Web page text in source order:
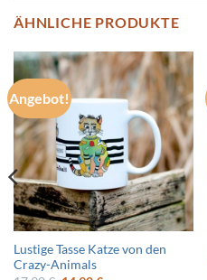
ÄHNLICHE PRODUKTE
Angebot!
Lustige Tasse Katze von den
Crazy-Animals